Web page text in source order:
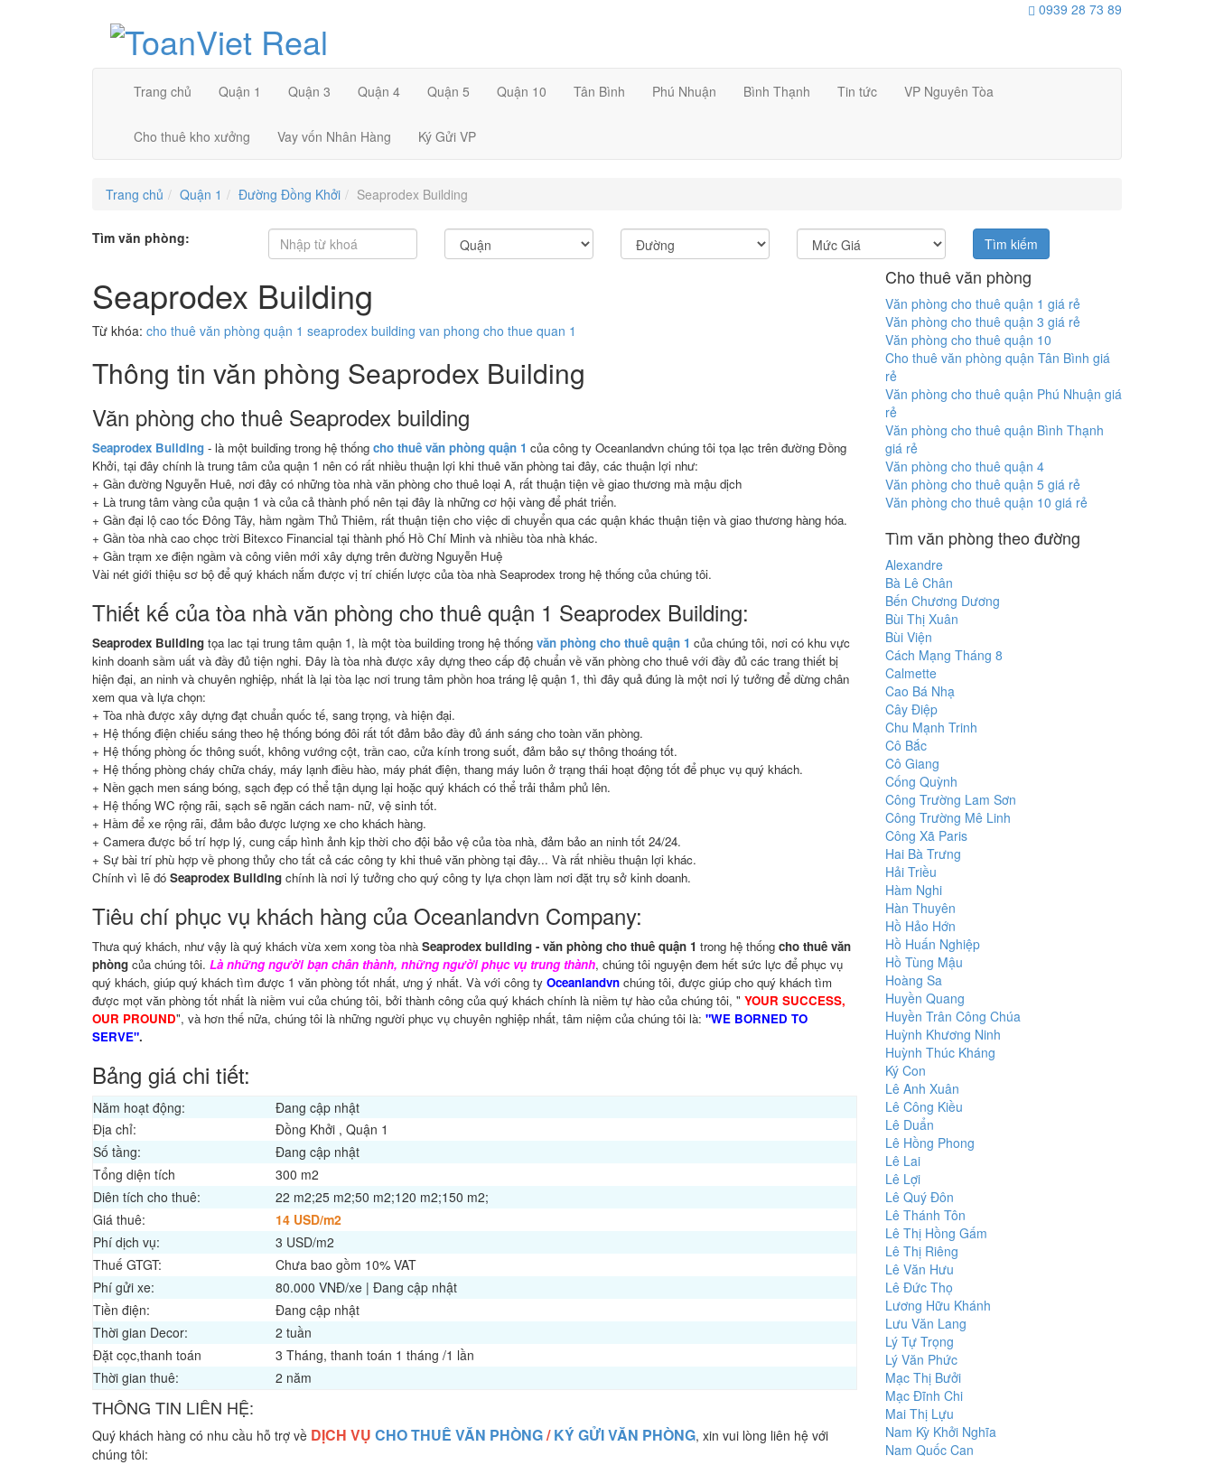
0939 28 73 89
Trang chủ Quận 1 Quận 3 Quận 4 Quận 5 Quận 10 Tân Bình Phú Nhuận Bình Thạnh Tin tức VP Nguyên Tòa
Cho thuê kho xưởng Vay vốn Nhân Hàng Ký Gửi VP
Trang chủ Quận 1 Đường Đồng Khởi Seaprodex Building
Tìm văn phòng: Tìm kiếm
Seaprodex Building
Từ khóa: cho thuê văn phòng quận 1 seaprodex building van phong cho thue quan 1
Thông tin văn phòng Seaprodex Building
Văn phòng cho thuê Seaprodex building
Seaprodex Building - là một building trong hệ thống cho thuê văn phòng quận 1 của công ty Oceanlandvn chúng tôi tọa lạc trên đường Đồng
Khởi, tại đây chính là trung tâm của quận 1 nên có rất nhiều thuận lợi khi thuê văn phòng tai đây, các thuận lợi như:
+ Gần đường Nguyễn Huê, nơi đây có những tòa nhà văn phòng cho thuê loại A, rất thuận tiện về giao thương mà mậu dịch
+ Là trung tâm vàng của quận 1 và của cả thành phố nên tại đây là những cơ hội vàng để phát triển.
+ Gần đại lộ cao tốc Đông Tây, hầm ngầm Thủ Thiêm, rất thuận tiện cho việc di chuyển qua các quận khác thuận tiện và giao thương hàng hóa.
+ Gần tòa nhà cao chọc trời Bitexco Financial tại thành phố Hồ Chí Minh và nhiều tòa nhà khác.
+ Gần trạm xe điện ngầm và công viên mới xây dựng trên đường Nguyễn Huệ
Vài nét giới thiệu sơ bộ để quý khách nắm được vị trí chiến lược của tòa nhà Seaprodex trong hệ thống của chúng tôi.
Thiết kế của tòa nhà văn phòng cho thuê quận 1 Seaprodex Building:
Seaprodex Building tọa lac tại trung tâm quận 1, là một tòa building trong hệ thống văn phòng cho thuê quận 1 của chúng tôi, nơi có khu vực
kinh doanh sầm uất và đầy đủ tiện nghi. Đây là tòa nhà được xây dựng theo cấp độ chuẩn về văn phòng cho thuê với đầy đủ các trang thiết bị
hiện đại, an ninh và chuyên nghiệp, nhất là lại tòa lạc nơi trung tâm phồn hoa tráng lệ quận 1, thì đây quả đúng là một nơi lý tưởng để dừng chân
xem qua và lựa chọn:
+ Tòa nhà được xây dựng đạt chuẩn quốc tế, sang trọng, và hiện đại.
+ Hệ thống điện chiếu sáng theo hệ thống bóng đôi rất tốt đảm bảo đầy đủ ánh sáng cho toàn văn phòng.
+ Hệ thống phòng ốc thông suốt, không vướng cột, trần cao, cửa kính trong suốt, đảm bảo sự thông thoáng tốt.
+ Hệ thống phòng cháy chữa cháy, máy lạnh điều hào, máy phát điện, thang máy luôn ở trạng thái hoạt động tốt để phục vụ quý khách.
+ Nền gạch men sáng bóng, sạch đẹp có thể tận dụng lại hoặc quý khách có thể trải thảm phủ lên.
+ Hệ thống WC rộng rãi, sạch sẽ ngăn cách nam- nữ, vệ sinh tốt.
+ Hầm để xe rộng rãi, đảm bảo được lượng xe cho khách hàng.
+ Camera được bố trí hợp lý, cung cấp hình ảnh kịp thời cho đội bảo vệ của tòa nhà, đảm bảo an ninh tốt 24/24.
+ Sự bài trí phù hợp về phong thủy cho tất cả các công ty khi thuê văn phòng tại đây... Và rất nhiều thuận lợi khác.
Chính vì lẽ đó Seaprodex Building chính là nơi lý tưởng cho quý công ty lựa chọn làm nơi đặt trụ sở kinh doanh.
Tiêu chí phục vụ khách hàng của Oceanlandvn Company:
Thưa quý khách, như vậy là quý khách vừa xem xong tòa nhà Seaprodex building - văn phòng cho thuê quận 1 trong hệ thống cho thuê văn
phòng của chúng tôi. Là những người bạn chân thành, những người phục vụ trung thành, chúng tôi nguyện đem hết sức lực để phục vụ
quý khách, giúp quý khách tìm được 1 văn phòng tốt nhất, ưng ý nhất. Và với công ty Oceanlandvn chúng tôi, được giúp cho quý khách tìm
được mọt văn phòng tốt nhất là niềm vui của chúng tôi, bởi thành công của quý khách chính là niềm tự hào của chúng tôi, " YOUR SUCCESS,
OUR PROUND", và hơn thế nữa, chúng tôi là những người phục vụ chuyên nghiệp nhất, tâm niệm của chúng tôi là: "WE BORNED TO
SERVE".
Bảng giá chi tiết:
Năm hoạt động:
Đang cập nhật
Địa chỉ:
Đồng Khởi , Quận 1
Số tầng:
Đang cập nhật
Tổng diện tích
300 m2
Diên tích cho thuê:
22 m2;25 m2;50 m2;120 m2;150 m2;
Giá thuê:
14 USD/m2
Phí dịch vụ:
3 USD/m2
Thuế GTGT:
Chưa bao gồm 10% VAT
Phí gửi xe:
80.000 VNĐ/xe | Đang cập nhật
Tiền điện:
Đang cập nhật
Thời gian Decor:
2 tuần
Đặt cọc,thanh toán
3 Tháng, thanh toán 1 tháng /1 lần
Thời gian thuê:
2 năm
THÔNG TIN LIÊN HỆ:
Quý khách hàng có nhu cầu hỗ trợ về DỊCH VỤ CHO THUÊ VĂN PHÒNG/KÝ GỬI VĂN PHÒNG, xin vui lòng liên hệ với
chúng tôi:
Cho thuê văn phòng
Văn phòng cho thuê quận 1 giá rẻ
Văn phòng cho thuê quận 3 giá rẻ
Văn phòng cho thuê quận 10
Cho thuê văn phòng quận Tân Bình giá
rẻ
Văn phòng cho thuê quận Phú Nhuận giá
rẻ
Văn phòng cho thuê quận Bình Thạnh
giá rẻ
Văn phòng cho thuê quận 4
Văn phòng cho thuê quận 5 giá rẻ
Văn phòng cho thuê quận 10 giá rẻ
Tìm văn phòng theo đường
Alexandre
Bà Lê Chân
Bến Chương Dương
Bùi Thị Xuân
Bùi Viện
Cách Mạng Tháng 8
Calmette
Cao Bá Nhạ
Cây Điệp
Chu Mạnh Trinh
Cô Bắc
Cô Giang
Cống Quỳnh
Công Trường Lam Sơn
Công Trường Mê Linh
Công Xã Paris
Hai Bà Trưng
Hải Triều
Hàm Nghi
Hàn Thuyên
Hồ Hảo Hớn
Hồ Huấn Nghiệp
Hồ Tùng Mậu
Hoàng Sa
Huyền Quang
Huyền Trân Công Chúa
Huỳnh Khương Ninh
Huỳnh Thúc Kháng
Ký Con
Lê Anh Xuân
Lê Công Kiều
Lê Duẩn
Lê Hồng Phong
Lê Lai
Lê Lợi
Lê Quý Đôn
Lê Thánh Tôn
Lê Thị Hồng Gấm
Lê Thị Riêng
Lê Văn Hưu
Lê Đức Thọ
Lương Hữu Khánh
Lưu Văn Lang
Lý Tự Trọng
Lý Văn Phức
Mạc Thị Bưởi
Mạc Đĩnh Chi
Mai Thị Lựu
Nam Kỳ Khởi Nghĩa
Nam Quốc Can